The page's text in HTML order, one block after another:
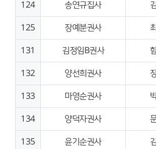
124 송연규집사
125 장예분권사
131 김정임B권사
132 양선희권사
133 마영순권사
134 양덕자권사
135 윤기순권사